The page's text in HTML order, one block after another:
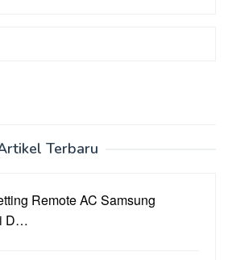
Terbaru
Remote AC Samsung
D…